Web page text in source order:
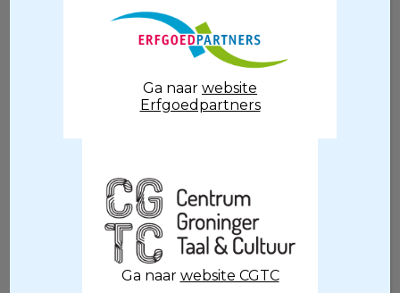
VRIJDAG, het Huis van de Amateurkunst
in Groningen. Het project maakt deel uit
van het landelijk programma Age Friendly
Cultural City & Region, dat in Groningen
Een Leven Lang Kunst heet.
beherende instellingen uit stad en
provincie Groningen een zorginstelling
voor ouderen bezoeken. Zij nemen tien
objecten mee uit hun collectie die de
bewoners mogen aanraken en
vasthouden. Het vasthouden van een
Ga naar website
Erfgoedpartners
Ga naar website CGTC